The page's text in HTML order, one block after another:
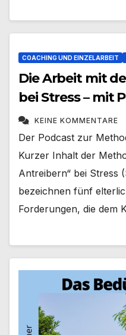
COACHING UND EINZELARBEIT
Die Arbeit mit
bei Stress – mit
KEINE KOMMENTARE
Der Podcast zur
Kurzer Inhalt der
Antreibern“ bei Stress
bezeichnen fünf
Forderungen, die dem